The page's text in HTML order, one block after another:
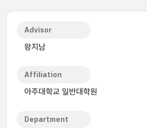
Advisor
왕지남
Affiliation
아주대학교 일반대학원
Department